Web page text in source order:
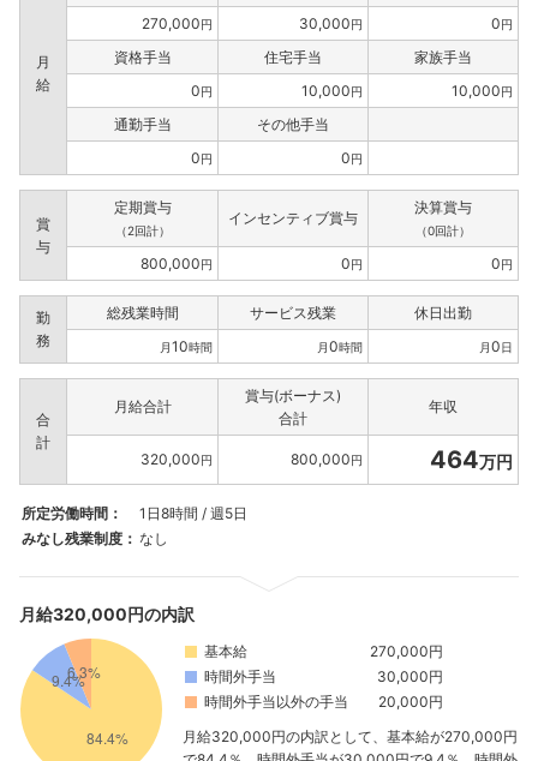
月
給
270,000円 30,000円 0円
資格手当 住宅手当
家族手当
0円 10,000円 10,000円
通勤手当
その他手当
0円 0円
賞
与
定期賞与
（2回計）
インセンティブ賞与
決算賞与
（0回計）
800,000円 0円 0円
勤
務
総残業時間 サービス残業 休日出勤
月10時間 月0時間 月0日
合
計
月給合計
賞与(ボーナス)
合計
年収
320,000円 800,000円 464万円
所定労働時間：
1日8時間 / 週5日
みなし残業制度： なし
月給320,000円の内訳
基本給
270,000円
時間外手当
30,000円
時間外手当以外の手当
20,000円
月給320,000円の内訳として、基本給が270,000円